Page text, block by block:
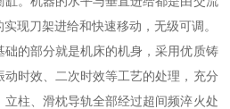
现刀架进给和快速移动，无级可调。
的部分就是机床的机身，采用优质铸
时效、二次时效等工艺的处理，充分
柱、滑枕导轨全部经过超间频淬火处